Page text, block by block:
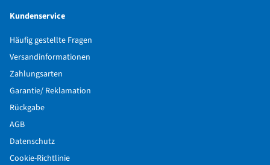
Kundenservice
Häufig gestellte Fragen
Versandinformationen
Zahlungsarten
Garantie/ Reklamation
Rückgabe
AGB
Datenschutz
Cookie-Richtlinie